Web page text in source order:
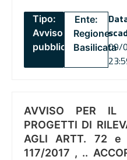
Tipo:
Avviso
pubblico
Ente:
Regione
Basilicata
09/
AVVISO PER IL
PROGETTI DI
AGLI ARTT. 72
117/2017 , ..